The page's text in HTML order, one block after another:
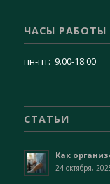
ЧАСЫ РАБОТЫ
пн-пт: 9.00-18.00
СТАТЬИ
Как
24 октября,